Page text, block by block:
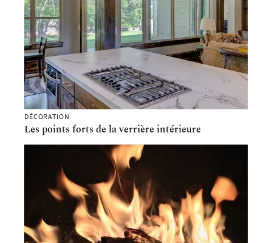
DÉCORATION
Les points forts de la verrière intérieure